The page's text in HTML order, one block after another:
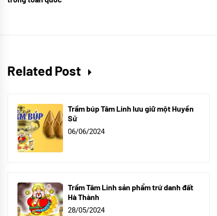
Related Post
Trầm búp Tâm Linh lưu giữ một Huyền
Sử
06/06/2024
Trầm Tâm Linh sản phẩm trứ danh đất
Hà Thành
28/05/2024